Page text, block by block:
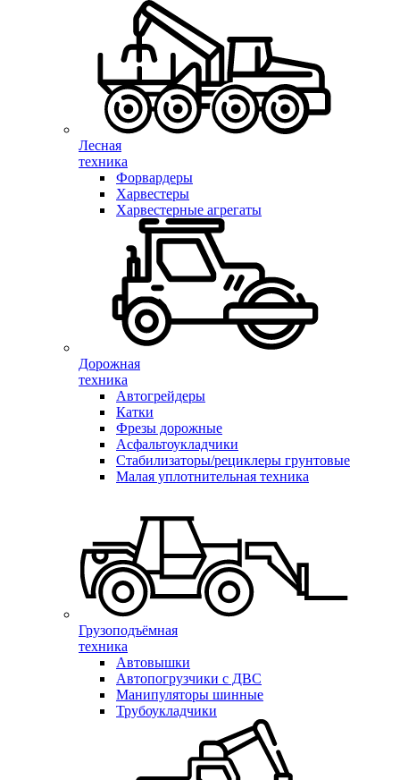
Лесная
техника
Форвардеры
Харвестеры
Харвестерные агрегаты
Дорожная
техника
Автогрейдеры
Катки
Фрезы дорожные
Асфальтоукладчики
Стабилизаторы/рециклеры грунтовые
Малая уплотнительная техника
Грузоподъёмная
техника
Автовышки
Автопогрузчики с ДВС
Манипуляторы шинные
Трубоукладчики